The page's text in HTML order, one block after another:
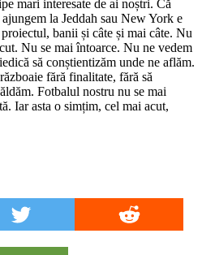
mari interesate de ai noștri. Că
la Jeddah sau New York e
banii și câte și mai câte. Nu
Nu se mai întoarce. Nu ne vedem
să conștientizăm unde ne aflăm.
fără finalitate, fără să
Fotbalul nostru nu se mai
Iar asta o simțim, cel mai acut,